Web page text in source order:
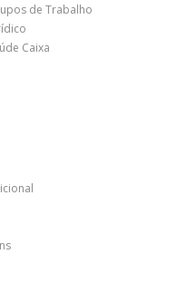
de Trabalho
Caixa